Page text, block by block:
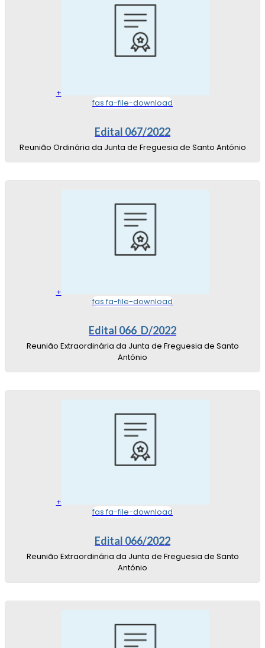
+
fas fa-file-download
Edital 067/2022
Reunião Ordinária da Junta de Freguesia de Santo António
+
fas fa-file-download
Edital 066_D/2022
Reunião Extraordinária da Junta de Freguesia de Santo
António
+
fas fa-file-download
Edital 066/2022
Reunião Extraordinária da Junta de Freguesia de Santo
António